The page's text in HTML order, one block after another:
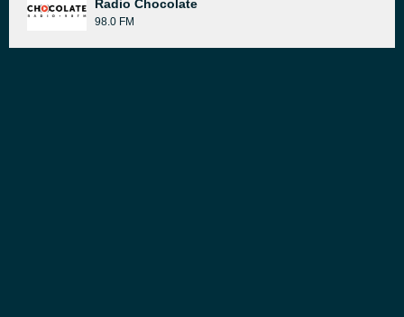
Radio Chocolate
98.0 FM